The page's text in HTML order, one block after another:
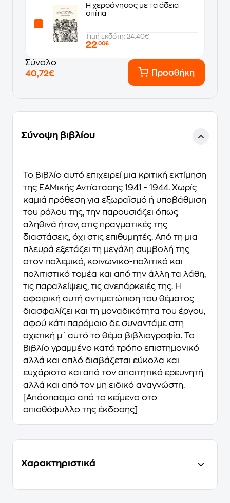
Η χερσόνησος με τα άδεια
σπίτια
Τιμή εκδότη: 24.40€
22,00€
Σύνολο
40,72€
Προσθήκη
Σύνοψη βιβλίου
Το βιβλίο αυτό επιχειρεί μια κριτική εκτίμηση
της ΕΑΜικής Αντίστασης 1941 - 1944. Χωρίς
καμιά πρόθεση για εξωραϊσμό ή υποβάθμιση
του ρόλου της, την παρουσιάζει όπως
αληθινά ήταν, στις πραγματικές της
διαστάσεις, όχι στις επιθυμητές. Από τη μια
πλευρά εξετάζει τη μεγάλη συμβολή της
στον πολεμικό, κοινωνικο-πολιτικό και
πολιτιστικό τομέα και από την άλλη τα λάθη,
τις παραλείψεις, τις ανεπάρκειές της. Η
σφαιρική αυτή αντιμετώπιση του θέματος
διασφαλίζει και τη μοναδικότητα του έργου,
αφού κάτι παρόμοιο δε συναντάμε στη
σχετική μ` αυτό το θέμα βιβλιογραφία. Το
βιβλίο γραμμένο κατά τρόπο επιστημονικό
αλλά και απλό διαβάζεται εύκολα και
ευχάριστα και από τον απαιτητικό ερευνητή
αλλά και από τον μη ειδικό αναγνώστη.
[Απόσπασμα από το κείμενο στο
οπισθόφυλλο της έκδοσης]
Χαρακτηριστικά